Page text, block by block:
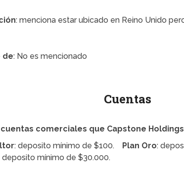
: menciona estar ubicado en Reino Unido
de: No es mencionado
Cuentas
comerciales que Capstone
: deposito mínimo de $100. Plan Oro:
deposito mínimo de $30.000.